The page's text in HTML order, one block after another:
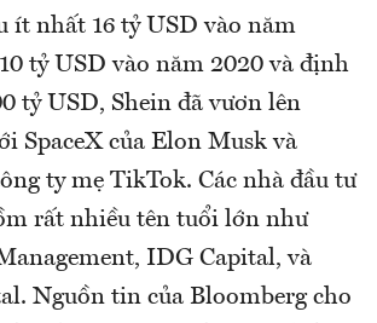
ít nhất 16 tỷ USD vào năm
tỷ USD vào năm 2020 và định
tỷ USD, Shein đã vươn lên
SpaceX của Elon Musk và
ty mẹ TikTok. Các nhà đầu tư
rất nhiều tên tuổi lớn như
IDG Capital, và
Nguồn tin của Bloomberg cho